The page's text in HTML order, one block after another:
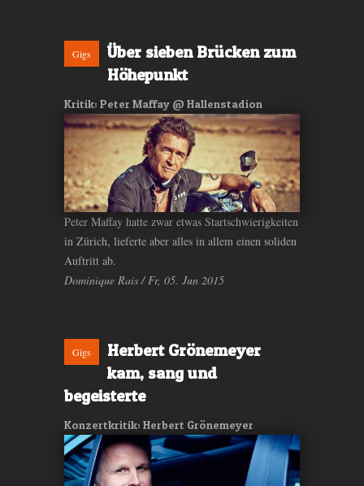
Gigs
Über sieben Brücken zum
Höhepunkt
Kritik: Peter Maffay @ Hallenstadion
Peter Maffay hatte zwar etwas Startschwierigkeiten
in Zürich, lieferte aber alles in allem einen soliden
Auftritt ab.
Dominique Rais / Fr, 05. Jun 2015
Gigs
Herbert Grönemeyer
kam, sang und
begeisterte
Konzertkritik: Herbert Grönemeyer